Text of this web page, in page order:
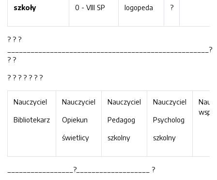
szkoły 0 - VIII SP logopeda ?
? ? ?
____________________________________________________?
? ?
? ? ? ? ? ? ?
Nauczyciel
Bibliotekarz
Nauczyciel
Opiekun
świetlicy
Nauczyciel
Pedagog
szkolny
Nauczyciel
Psycholog
szkolny
_________________?___________________ ?